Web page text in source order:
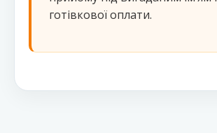
готівкової оплати.